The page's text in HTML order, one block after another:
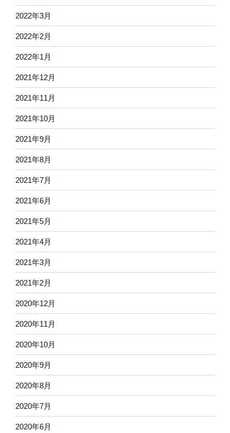
2022年3月
2022年2月
2022年1月
2021年12月
2021年11月
2021年10月
2021年9月
2021年8月
2021年7月
2021年6月
2021年5月
2021年4月
2021年3月
2021年2月
2020年12月
2020年11月
2020年10月
2020年9月
2020年8月
2020年7月
2020年6月